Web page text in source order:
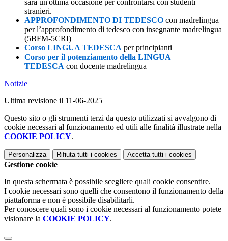
sarà un'ottima occasione per confrontarsi con studenti
stranieri.
APPROFONDIMENTO DI TEDESCO con madrelingua
per l’approfondimento di tedesco con insegnante madrelingua
(5BFM-5CRI)
Corso LINGUA TEDESCA per principianti
Corso per il potenziamento della LINGUA
TEDESCA con docente madrelingua
Notizie
Ultima revisione il 11-06-2025
Questo sito o gli strumenti terzi da questo utilizzati si avvalgono di
cookie necessari al funzionamento ed utili alle finalità illustrate nella
COOKIE POLICY.
Personalizza Rifiuta tutti i cookies Accetta tutti i cookies
Gestione cookie
In questa schermata è possibile scegliere quali cookie consentire.
I cookie necessari sono quelli che consentono il funzionamento della
piattaforma e non è possibile disabilitarli.
Per conoscere quali sono i cookie necessari al funzionamento potete
visionare la COOKIE POLICY.